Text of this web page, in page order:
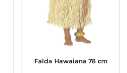
Falda Hawaiana 78 cm